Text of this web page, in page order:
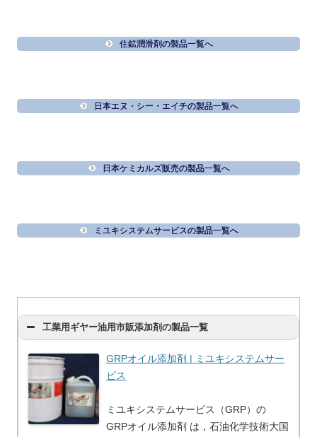
住鉱潤滑剤の製品一覧へ
日本エヌ・シー・エイチの製品一覧へ
日本ケミカルズ販売の製品一覧へ
ミユキシステムサービスの製品一覧へ
工業用ギヤー油用市販添加剤の製品一覧
GRPオイル添加剤 | ミユキシステムサー
ビス
ミユキシステムサービス（GRP）の
GRPオイル添加剤 は，石油化学技術大国